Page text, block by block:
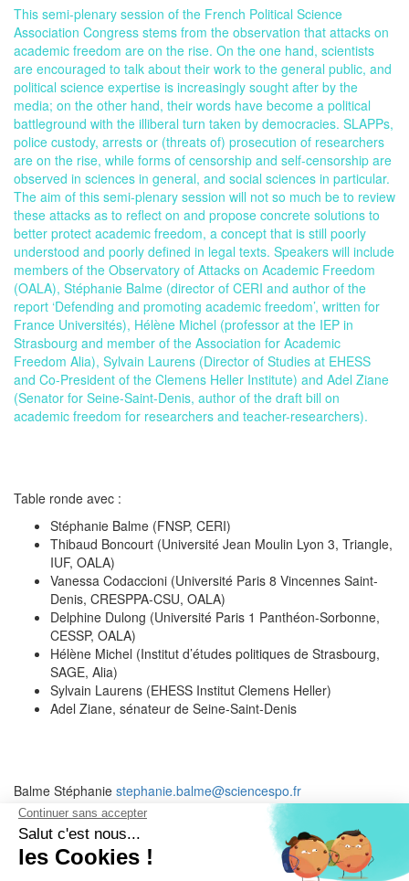
This semi-plenary session of the French Political Science
Association Congress stems from the observation that attacks on
academic freedom are on the rise. On the one hand, scientists
are encouraged to talk about their work to the general public, and
political science expertise is increasingly sought after by the
media; on the other hand, their words have become a political
battleground with the illiberal turn taken by democracies. SLAPPs,
police custody, arrests or (threats of) prosecution of researchers
are on the rise, while forms of censorship and self-censorship are
observed in sciences in general, and social sciences in particular.
The aim of this semi-plenary session will not so much be to review
these attacks as to reflect on and propose concrete solutions to
better protect academic freedom, a concept that is still poorly
understood and poorly defined in legal texts. Speakers will include
members of the Observatory of Attacks on Academic Freedom
(OALA), Stéphanie Balme (director of CERI and author of the
report ‘Defending and promoting academic freedom’, written for
France Universités), Hélène Michel (professor at the IEP in
Strasbourg and member of the Association for Academic
Freedom Alia), Sylvain Laurens (Director of Studies at EHESS
and Co-President of the Clemens Heller Institute) and Adel Ziane
(Senator for Seine-Saint-Denis, author of the draft bill on
academic freedom for researchers and teacher-researchers).
Table ronde avec :
Stéphanie Balme (FNSP, CERI)
Thibaud Boncourt (Université Jean Moulin Lyon 3, Triangle,
IUF, OALA)
Vanessa Codaccioni (Université Paris 8 Vincennes Saint-
Denis, CRESPPA-CSU, OALA)
Delphine Dulong (Université Paris 1 Panthéon-Sorbonne,
CESSP, OALA)
Hélène Michel (Institut d’études politiques de Strasbourg,
SAGE, Alia)
Sylvain Laurens (EHESS Institut Clemens Heller)
Adel Ziane, sénateur de Seine-Saint-Denis
Balme Stéphanie stephanie.balme@sciencespo.fr
Boncourt Thibaudthibaud.boncourt@univ-lyon3.fr
Codaccioni Vanessa
vanessa.codaccioni@univ-paris8.fr
delphine.dulong@univ-paris1.fr